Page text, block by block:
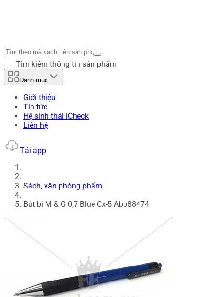
Tìm kiếm thông tin sản phẩm
Danh mục
Giới thiệu
Tin tức
Hệ sinh thái iCheck
Liên hệ
Tải app
Sách, văn phòng phẩm
Bút bi M & G 0,7 Blue Cx-5 Abp88474